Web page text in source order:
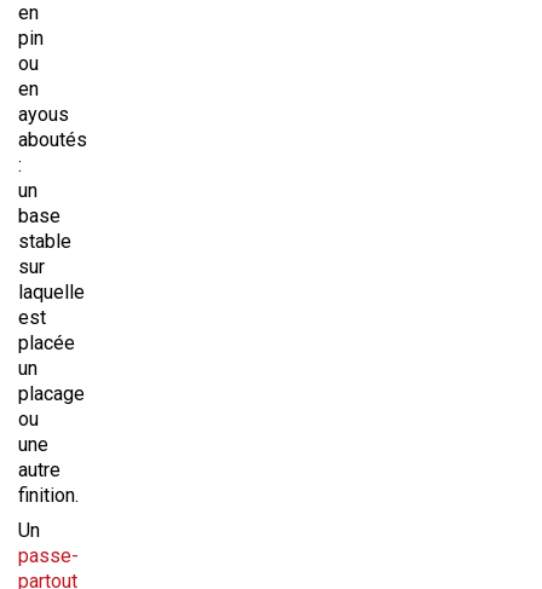
en
pin
ou
en
ayous
aboutés
:
un
base
stable
sur
laquelle
est
placée
un
placage
ou
une
autre
finition.
Un
passe-
partout